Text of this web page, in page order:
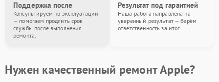
Поддержка после
Консультируем по эксплуатации
— помогаем продлить срок
службы после выполнения
ремонта.
Результат под гарантией
Наша работа направлена на
уверенный результат — берём
ответственность за итог.
Нужен качественный ремонт Apple?